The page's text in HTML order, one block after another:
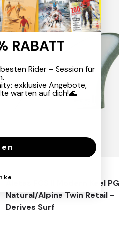
Aletas FCS II Modern Keel PG
Natural/Alpine Twin Retail -
Derives Surf
RABATT
Rider – Session für
exklusive Angebote,
warten auf dich!🌊